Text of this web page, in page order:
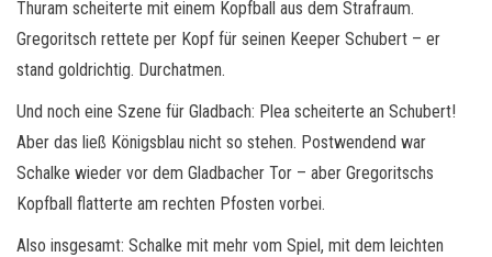
Thuram scheiterte mit einem Kopfball aus dem Strafraum.
Gregoritsch rettete per Kopf für seinen Keeper Schubert – er
stand goldrichtig. Durchatmen.
Und noch eine Szene für Gladbach: Plea scheiterte an Schubert!
Aber das ließ Königsblau nicht so stehen. Postwendend war
Schalke wieder vor dem Gladbacher Tor – aber Gregoritschs
Kopfball flatterte am rechten Pfosten vorbei.
Also insgesamt: Schalke mit mehr vom Spiel, mit dem leichten